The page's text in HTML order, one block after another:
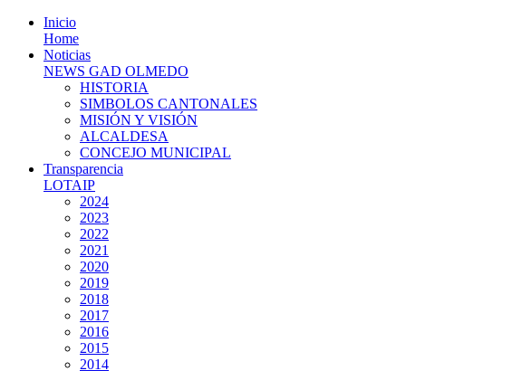
Inicio
Home
Noticias
NEWS GAD OLMEDO
HISTORIA
SIMBOLOS CANTONALES
MISIÓN Y VISIÓN
ALCALDESA
CONCEJO MUNICIPAL
Transparencia
LOTAIP
2024
2023
2022
2021
2020
2019
2018
2017
2016
2015
2014